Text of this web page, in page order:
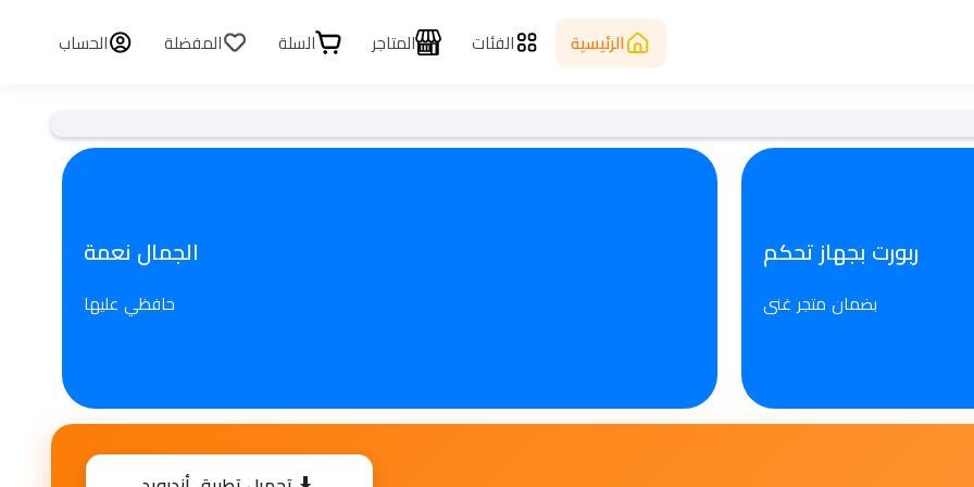
الرئيسية الفئات المتاجر السلة المفضلة الحساب
ربورت بجهاز تحكم
بضمان متجر غنى
الجمال نعمة
حافظي عليها